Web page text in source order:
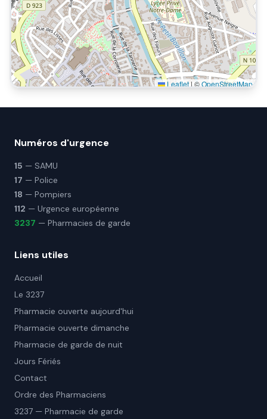
Leaflet | ©OpenStreetMap
Numéros d'urgence
15 — SAMU
17 — Police
18 — Pompiers
112 — Urgence européenne
3237 — Pharmacies de garde
Liens utiles
Accueil
Le 3237
Pharmacie ouverte aujourd'hui
Pharmacie ouverte dimanche
Pharmacie de garde de nuit
Jours Fériés
Contact
Ordre des Pharmaciens
3237 — Pharmacie de garde